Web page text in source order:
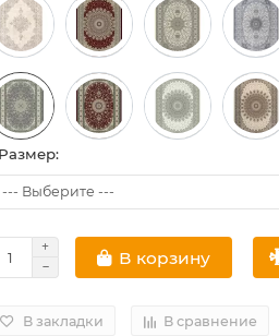
В корзину
В закладки В сравнение